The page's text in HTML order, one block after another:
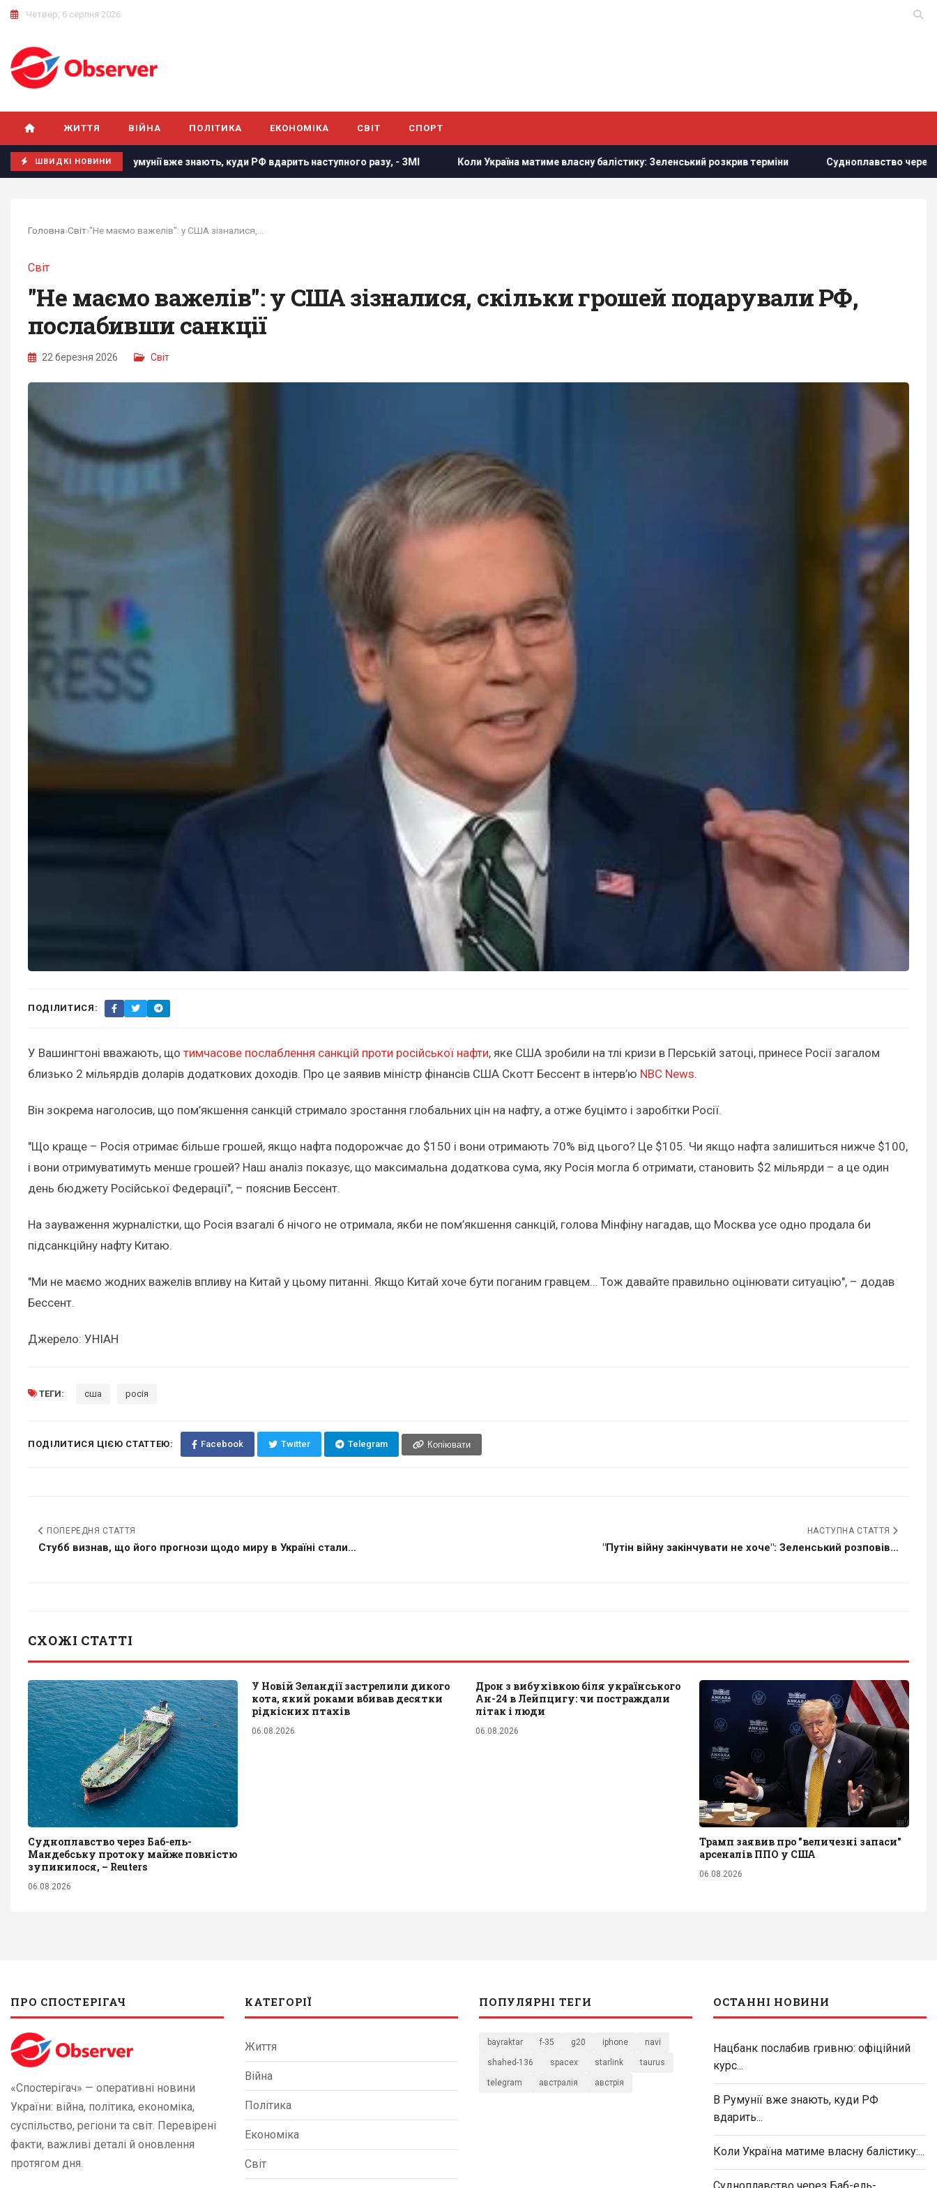
Четвер, 6 серпня 2026
ЖИТТЯ ВІЙНА ПОЛІТИКА ЕКОНОМІКА СВІТ СПОРТ
ШВИДКІ НОВИНИ
В Румунії вже знають, куди РФ вдарить наступного разу, - ЗМІ Коли Україна матиме власну балістику: Зеленський розкрив терміни Судноплавство через Баб-ель-
Головна›Світ›
Світ
"Не маємо важелів": у США зізналися, скільки грошей подарували РФ,
послабивши санкції
22 березня 2026 Світ
ПОДІЛИТИСЯ:
У Вашингтоні вважають, що тимчасове послаблення санкцій проти російської нафти, яке США зробили на тлі кризи в Перській затоці, принесе Росії загалом
близько 2 мільярдів доларів додаткових доходів. Про це заявив міністр фінансів США Скотт Бессент в інтерв’ю NBC News.
Він зокрема наголосив, що пом’якшення санкцій стримало зростання глобальних цін на нафту, а отже буцімто і заробітки Росії.
"Що краще – Росія отримає більше грошей, якщо нафта подорожчає до $150 і вони отримають 70% від цього? Це $105. Чи якщо нафта залишиться нижче $100,
і вони отримуватимуть менше грошей? Наш аналіз показує, що максимальна додаткова сума, яку Росія могла б отримати, становить $2 мільярди – а це один
день бюджету Російської Федерації", – пояснив Бессент.
На зауваження журналістки, що Росія взагалі б нічого не отримала, якби не пом’якшення санкцій, голова Мінфіну нагадав, що Москва усе одно продала би
підсанкційну нафту Китаю.
"Ми не маємо жодних важелів впливу на Китай у цьому питанні. Якщо Китай хоче бути поганим гравцем… Тож давайте правильно оцінювати ситуацію", – додав
Бессент.
Джерело: УНІАН
ТЕГИ: сша росія
ПОДІЛИТИСЯ ЦІЄЮ СТАТТЕЮ: Facebook Twitter Telegram Копіювати
ПОПЕРЕДНЯ СТАТТЯ
Стубб визнав, що його прогнози щодо миру в Україні стали...
НАСТУПНА СТАТТЯ
"Путін війну закінчувати не хоче": Зеленський розповів...
СХОЖІ СТАТТІ
Судноплавство через Баб-ель-
Мандебську протоку майже повністю
зупинилося, – Reuters
06.08.2026
У Новій Зеландії застрелили дикого
кота, який роками вбивав десятки
рідкісних птахів
06.08.2026
Дрон з вибухівкою біля українського
Ан-24 в Лейпцигу: чи постраждали
літак і люди
06.08.2026
Трамп заявив про "величезні запаси"
арсеналів ППО у США
06.08.2026
ПРО СПОСТЕРІГАЧ
«Спостерігач» — оперативні новини
України: війна, політика, економіка,
суспільство, регіони та світ. Перевірені
факти, важливі деталі й оновлення
протягом дня.
КАТЕГОРІЇ
Життя
Війна
Політика
Економіка
Світ
ПОПУЛЯРНІ ТЕГИ
bayraktar f-35 g20 iphone navi
shahed-136 spacex starlink taurus
telegram австралія австрія
ОСТАННІ НОВИНИ
Нацбанк послабив гривню: офіційний
курс...
В Румунії вже знають, куди РФ
вдарить...
Коли Україна матиме власну балістику:...